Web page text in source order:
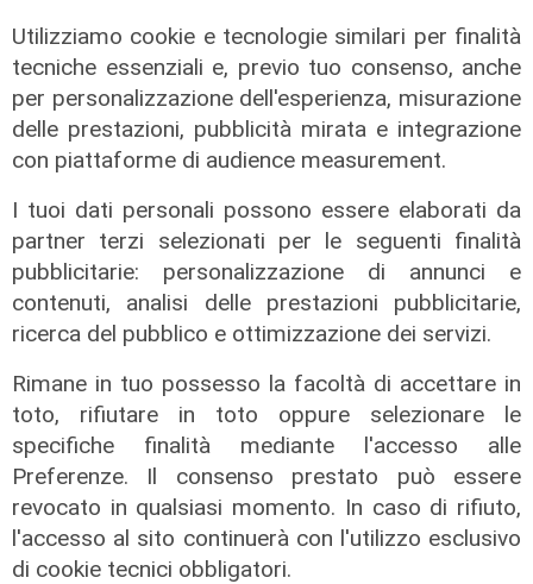
Utilizziamo cookie e tecnologie similari per finalità
tecniche essenziali e, previo tuo consenso, anche
per personalizzazione dell'esperienza, misurazione
delle prestazioni, pubblicità mirata e integrazione
con piattaforme di audience measurement.
I tuoi dati personali possono essere elaborati da
partner terzi selezionati per le seguenti finalità
pubblicitarie: personalizzazione di annunci e
contenuti, analisi delle prestazioni pubblicitarie,
ricerca del pubblico e ottimizzazione dei servizi.
Rimane in tuo possesso la facoltà di accettare in
toto, rifiutare in toto oppure selezionare le
specifiche finalità mediante l'accesso alle
Preferenze. Il consenso prestato può essere
revocato in qualsiasi momento. In caso di rifiuto,
l'accesso al sito continuerà con l'utilizzo esclusivo
di cookie tecnici obbligatori.
ALTRE NOTIZIE
Le novità
Ass. Viscogliosi a Telenord: "A